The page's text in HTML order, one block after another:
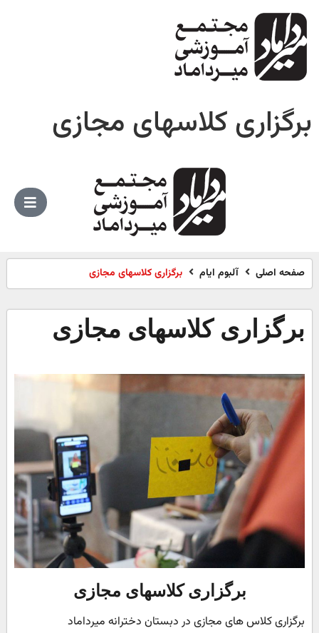
برگزاری کلاسهای مجازی
صفحه اصلی آلبوم ایام برگزاری کلاسهای مجازی
برگزاری کلاسهای مجازی
برگزاری کلاسهای مجازی
برگزاری کلاس های مجازی در دبستان دخترانه میرداماد